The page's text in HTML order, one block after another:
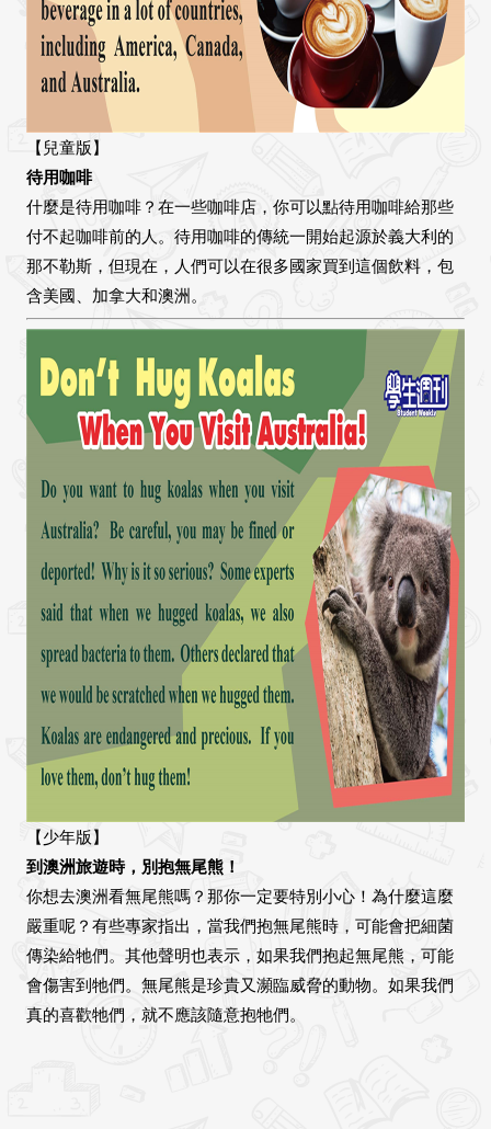
【兒童版】
待用咖啡
什麼是待用咖啡？在一些咖啡店，你可以點待用咖啡給那些
付不起咖啡前的人。待用咖啡的傳統一開始起源於義大利的
那不勒斯，但現在，人們可以在很多國家買到這個飲料，包
含美國、加拿大和澳洲。
【少年版】
到澳洲旅遊時，別抱無尾熊！
你想去澳洲看無尾熊嗎？那你一定要特別小心！為什麼這麼
嚴重呢？有些專家指出，當我們抱無尾熊時，可能會把細菌
傳染給牠們。其他聲明也表示，如果我們抱起無尾熊，可能
會傷害到牠們。無尾熊是珍貴又瀕臨威脅的動物。如果我們
真的喜歡牠們，就不應該隨意抱牠們。